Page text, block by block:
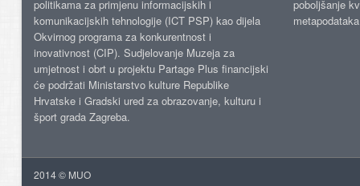
politikama za primjenu informacijskih i
komunikacijskih tehnologije (ICT PSP) kao dijela
Okvirnog programa za konkurentnost i
inovativnost (CIP). Sudjelovanje Muzeja za
umjetnost i obrt u projektu Partage Plus financijski
će podržati Ministarstvo kulture Republike
Hrvatske i Gradski ured za obrazovanje, kulturu i
šport grada Zagreba.
poboljšanje
2014 © MUO